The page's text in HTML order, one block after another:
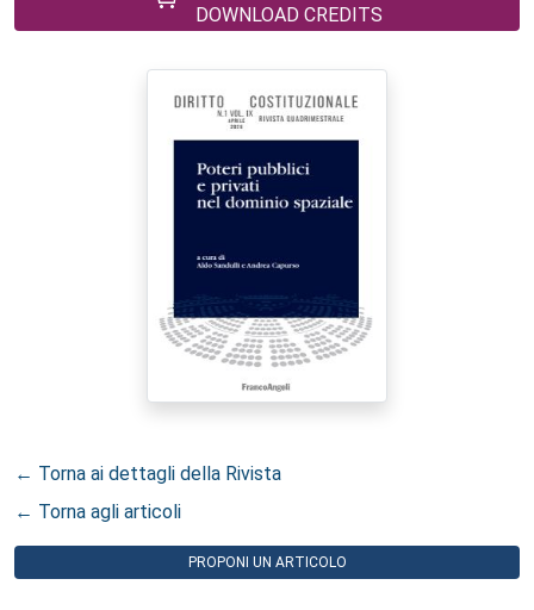
DOWNLOAD CREDITS
← Torna ai dettagli della Rivista
← Torna agli articoli
PROPONI UN ARTICOLO